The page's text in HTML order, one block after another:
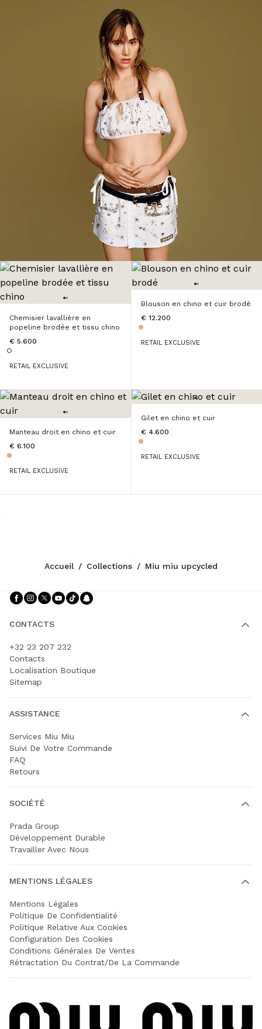
Chemisier lavallière en
popeline brodée et tissu chino
€ 5.600
RETAIL EXCLUSIVE
Blouson en chino et cuir brodé
€ 12.200
RETAIL EXCLUSIVE
Manteau droit en chino et cuir
€ 6.100
RETAIL EXCLUSIVE
Gilet en chino et cuir
€ 4.600
RETAIL EXCLUSIVE
Accueil / Collections / Miu miu upcycled
Suivez-nous facebook
Suivez-nous instagram
Suivez-nous twitter
Suivez-nous youtube
Suivez-nous tiktok
CONTACTS
+32 23 207 232
Contacts
Localisation Boutique
Sitemap
ASSISTANCE
Services Miu Miu
Suivi De Votre Commande
FAQ
Retours
SOCIÉTÉ
Prada Group
Développement Durable
Travailler Avec Nous
MENTIONS LÉGALES
Mentions Légales
Politique De Confidentialité
Politique Relative Aux Cookies
Configuration Des Cookies
Conditions Générales De Ventes
Rétractation Du Contrat/de La Commande